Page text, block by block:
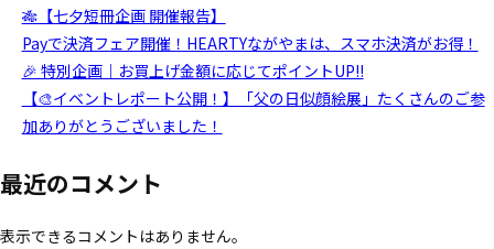
🎋【七夕短冊企画 開催報告】
Payで決済フェア開催！HEARTYながやまは、スマホ決済がお得！
🎉 特別企画｜お買上げ金額に応じてポイントUP!!
【🎨イベントレポート公開！】「父の日似顔絵展」たくさんのご参
加ありがとうございました！
最近のコメント
表示できるコメントはありません。